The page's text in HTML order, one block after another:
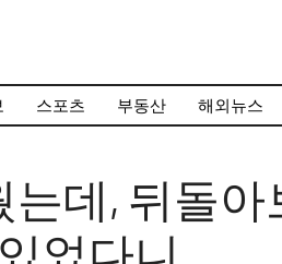
스포츠 부동산 해외뉴스
는데, 뒤돌
었다니